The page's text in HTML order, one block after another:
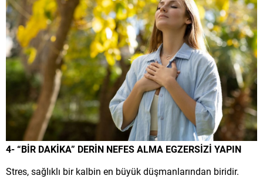
4- “BİR DAKİKA” DERİN NEFES ALMA EGZERSİZİ YAPIN
Stres, sağlıklı bir kalbin en büyük düşmanlarından biridir.